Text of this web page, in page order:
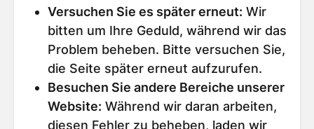
Versuchen Sie es später erneut: Wir
bitten um Ihre Geduld, während wir das
Problem beheben. Bitte versuchen Sie,
die Seite später erneut aufzurufen.
Besuchen Sie andere Bereiche unserer
Website: Während wir daran arbeiten,
diesen Fehler zu beheben, laden wir